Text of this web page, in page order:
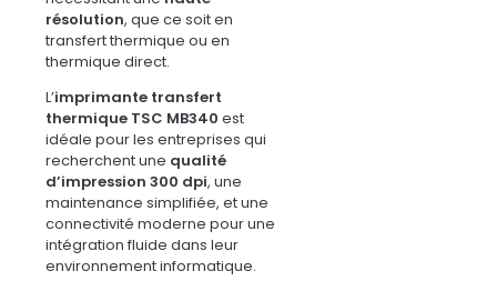
résolution, que ce soit en
transfert thermique ou en
thermique direct.
L’imprimante transfert
thermique TSC MB340 est
idéale pour les entreprises qui
recherchent une qualité
d’impression 300 dpi, une
maintenance simplifiée, et une
connectivité moderne pour une
intégration fluide dans leur
environnement informatique.